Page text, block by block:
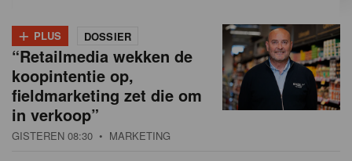
+ PLUS DOSSIER
“Retailmedia wekken de
koopintentie op,
fieldmarketing zet die om
in verkoop”
GISTEREN 08:30 • MARKETING